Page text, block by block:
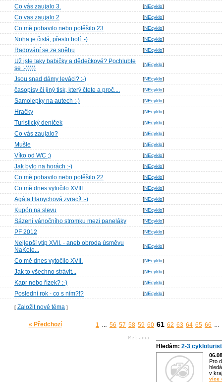
Co vás zaujalo 3. [NEcyklo]
Co vas zaujalo 2 [NEcyklo]
Co mě pobavilo nebo potěšilo 23 [NEcyklo]
Noha je čistá, přesto bolí :-) [NEcyklo]
Radování se ze sněhu [NEcyklo]
Už jste taky babičky a dědečkové? Pochlubte
se :-)))))
[NEcyklo]
Jsou snad dámy leváci? :-) [NEcyklo]
časopisy či jiný tisk, který čtete a proč.... [NEcyklo]
Samolepky na autech :-) [NEcyklo]
Hračky [NEcyklo]
Turistický deníček [NEcyklo]
Co vás zaujalo? [NEcyklo]
Mušle [NEcyklo]
Víko od WC ;) [NEcyklo]
Jak bylo na horách :-) [NEcyklo]
Co mě pobavilo nebo potěšilo 22 [NEcyklo]
Co mě dnes vytočilo XVIII. [NEcyklo]
Agáta Hanychová zvrací! :-) [NEcyklo]
Kupón na slevu [NEcyklo]
Sázení vánočního stromku mezi paneláky [NEcyklo]
PF 2012 [NEcyklo]
Nejlepší vtip XVII. - aneb obroda úsměvu
NaKole...
[NEcyklo]
Co mě dnes vytočilo XVII. [NEcyklo]
Jak to všechno strávit... [NEcyklo]
Kapr nebo řízek? :-) [NEcyklo]
Poslední rok - co s ním?!? [NEcyklo]
[ Založit nové téma ]
« Předchozí 1 56 57 58 59 60 61 62 63 64 65 66
Hledám: 2-3
Pro
v
více